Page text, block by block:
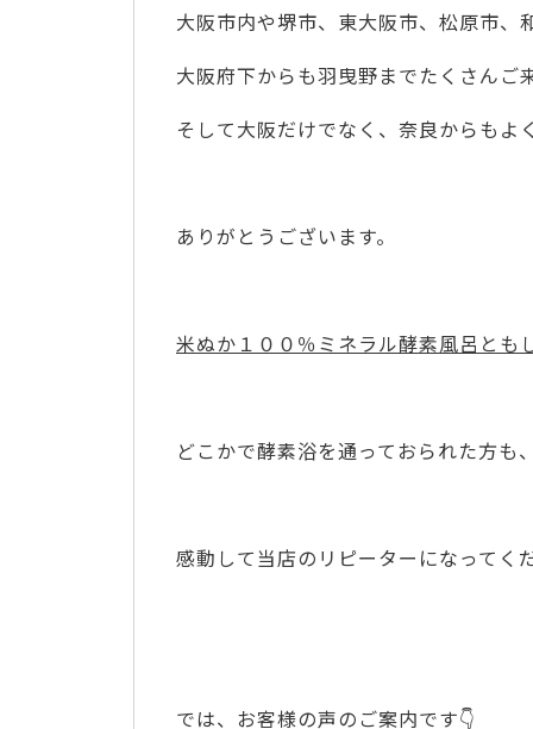
大阪市内や堺市、東大阪市、松原市、
大阪府下からも羽曳野までたくさんご
そして大阪だけでなく、奈良からもよ
ありがとうございます。
米ぬか１００％ミネラル酵素風呂とも
どこかで酵素浴を通っておられた方も
感動して当店のリピーターになってく
では、お客様の声のご案内です👇